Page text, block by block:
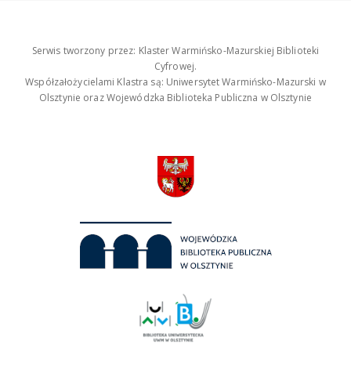
Serwis tworzony przez: Klaster Warmińsko-Mazurskiej Biblioteki
Cyfrowej.
Współzałożycielami Klastra są: Uniwersytet Warmińsko-Mazurski w
Olsztynie oraz Wojewódzka Biblioteka Publiczna w Olsztynie